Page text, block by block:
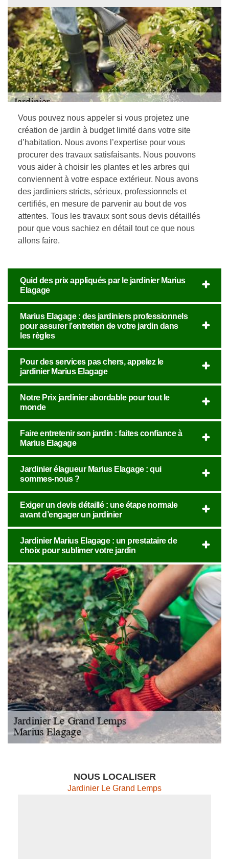
Vous pouvez nous appeler si vous projetez une
création de jardin à budget limité dans votre site
d’habitation. Nous avons l’expertise pour vous
procurer des travaux satisfaisants. Nous pouvons
vous aider à choisir les plantes et les arbres qui
conviennent à votre espace extérieur. Nous avons
des jardiniers stricts, sérieux, professionnels et
certifiés, en mesure de parvenir au bout de vos
attentes. Tous les travaux sont sous devis détaillés
pour que vous sachiez en détail tout ce que nous
allons faire.
Quid des prix appliqués par le jardinier Marius
Elagage
Marius Elagage : des jardiniers professionnels
pour assurer l’entretien de votre jardin dans
les règles
Pour des services pas chers, appelez le
jardinier Marius Elagage
Notre Prix jardinier abordable pour tout le
monde
Faire entretenir son jardin : faites confiance à
Marius Elagage
Jardinier élagueur Marius Elagage : qui
sommes-nous ?
Exiger un devis détaillé : une étape normale
avant d’engager un jardinier
Jardinier Marius Elagage : un prestataire de
choix pour sublimer votre jardin
NOUS LOCALISER
Jardinier Le Grand Lemps